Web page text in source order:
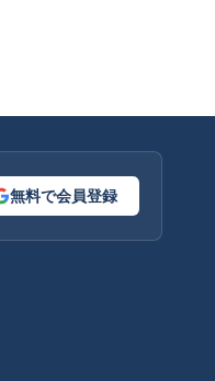
無料で会員登録